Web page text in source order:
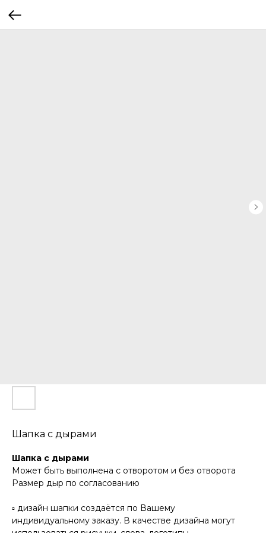
Шапка с дырами
Шапка с дырами
Может быть выполнена с отворотом и без отворота
Размер дыр по согласованию
▫️ дизайн шапки создаётся по Вашему
индивидуальному заказу. В качестве дизайна могут